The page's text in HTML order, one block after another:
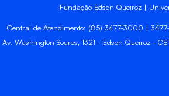
Fundação Edson Queiroz |
Central de Atendimento: (85) 3477-3000 |
Av. Washington Soares, 1321 - Edson Queiroz -